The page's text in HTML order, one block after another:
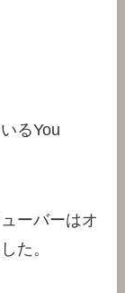
るYou
ーバーはオ
た。